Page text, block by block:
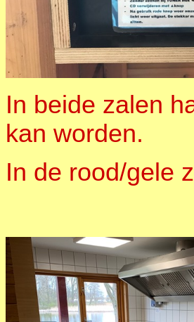
In beide zalen
kan worden.
In de rood/gele